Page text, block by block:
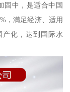
固中，是适合中国
，满足经济、适用
化，达到国际水